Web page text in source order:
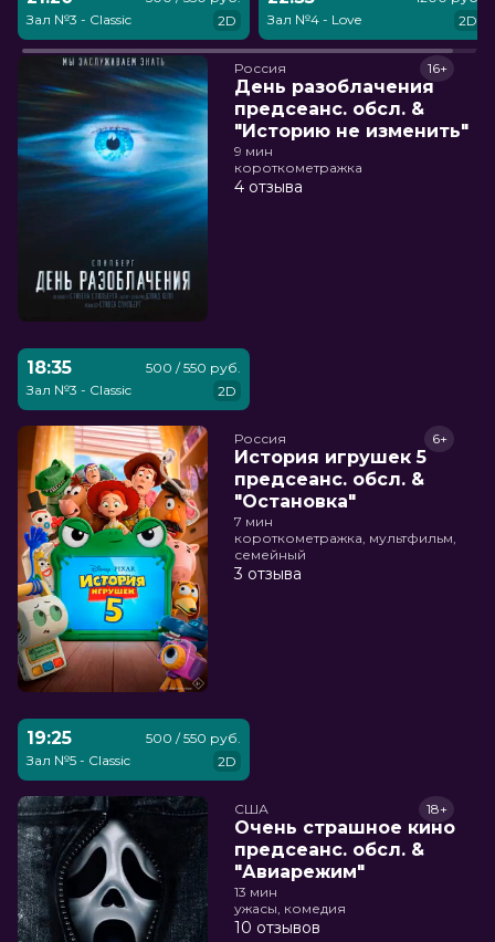
Зал №3 - Classic
2D
Зал №4 - Love
2D
Россия
День разоблачения
предсеанс. обсл. &
"Историю не изменить"
16+
9 мин
короткометражка
4 отзыва
18:35
Зал №3 - Classic
500 / 550 руб.
2D
Россия
История игрушек 5
предсеанс. обсл. &
"Остановка"
6+
7 мин
короткометражка, мультфильм,
семейный
3 отзыва
19:25
Зал №5 - Classic
500 / 550 руб.
2D
США
Очень страшное кино
предсеанс. обсл. &
"Авиарежим"
18+
13 мин
ужасы, комедия
10 отзывов